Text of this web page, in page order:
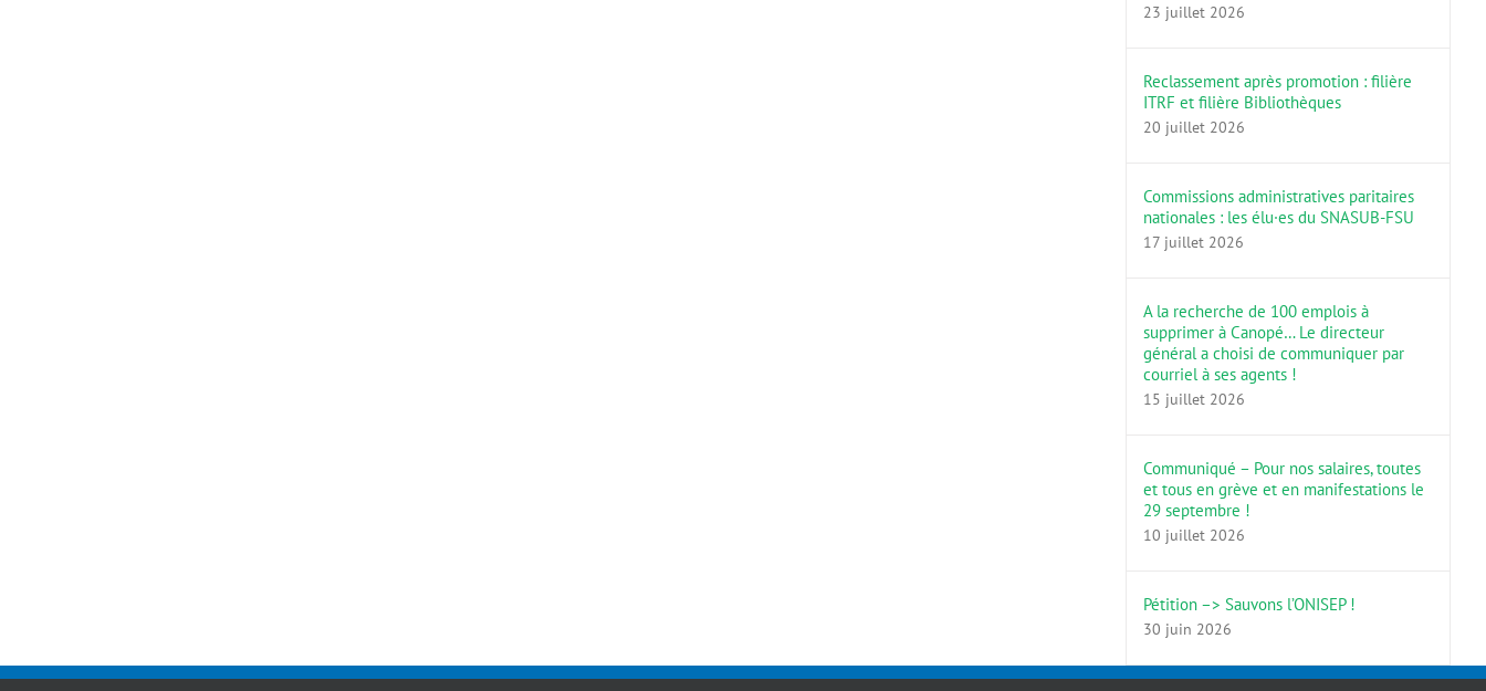
23 juillet 2026
Reclassement après promotion : filière
ITRF et filière Bibliothèques
20 juillet 2026
Commissions administratives paritaires
nationales : les élu·es du SNASUB-FSU
17 juillet 2026
A la recherche de 100 emplois à
supprimer à Canopé… Le directeur
général a choisi de communiquer par
courriel à ses agents !
15 juillet 2026
Communiqué – Pour nos salaires, toutes
et tous en grève et en manifestations le
29 septembre !
10 juillet 2026
Pétition –> Sauvons l’ONISEP !
30 juin 2026